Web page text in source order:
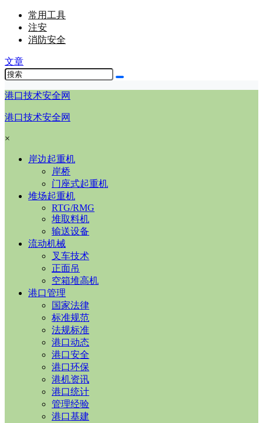
常用工具
注安
消防安全
文章
港口技术安全网
港口技术安全网
×
岸边起重机
岸桥
门座式起重机
堆场起重机
RTG/RMG
堆取料机
输送设备
流动机械
叉车技术
正面吊
空箱堆高机
港口管理
国家法律
标准规范
法规标准
港口动态
港口安全
港口环保
港机资讯
港口统计
管理经验
港口基建